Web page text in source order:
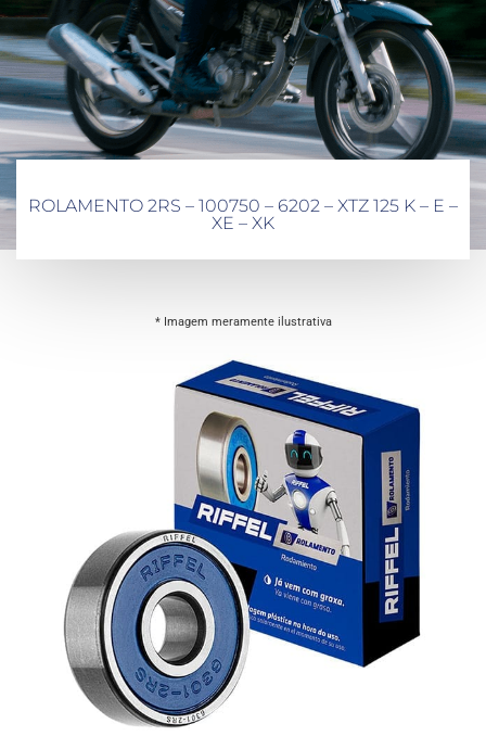
ROLAMENTO 2RS – 100750 – 6202 – XTZ 125 K – E –
XE – XK
* Imagem meramente ilustrativa